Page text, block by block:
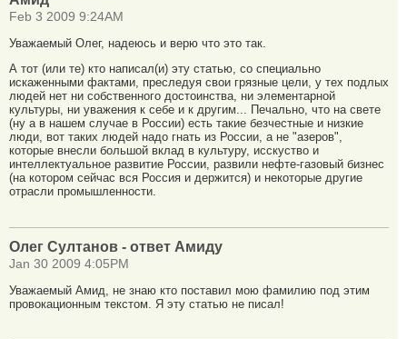
Feb 3 2009 9:24AM
Уважаемый Олег, надеюсь и верю что это так.
А тот (или те) кто написал(и) эту статью, со специально
искаженными фактами, преследуя свои грязные цели, у тех подлых
людей нет ни собственного достоинства, ни элементарной
культуры, ни уважения к себе и к другим... Печально, что на свете
(ну а в нашем случае в России) есть такие безчестные и низкие
люди, вот таких людей надо гнать из России, а не "азеров",
которые внесли большой вклад в культуру, исскуство и
интеллектуальное развитие России, развили нефте-газовый бизнес
(на котором сейчас вся Россия и держится) и некоторые другие
отрасли промышленности.
Олег Султанов - ответ Амиду
Jan 30 2009 4:05PM
Уважаемый Амид, не знаю кто поставил мою фамилию под этим
провокационным текстом. Я эту статью не писал!